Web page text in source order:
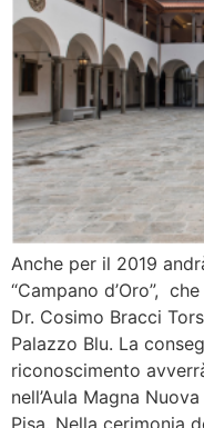
Anche per il 2019
“Campano d’Oro”,
Dr. Cosimo Bracci
Palazzo Blu. La
riconoscimento
nell’Aula Magna
Pisa. Nella cerimonia